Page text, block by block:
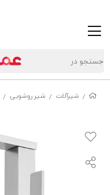
/ شیرآلات / شیر روشویی /